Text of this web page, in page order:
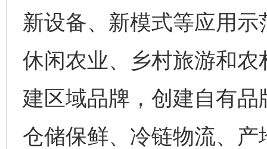
新设备、新模式等应用
休闲农业、乡村旅游和
建区域品牌，创建自有
仓储保鲜、冷链物流、